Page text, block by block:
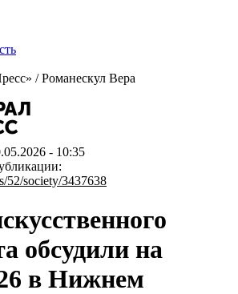
/Романескул Вера
- 10:35
52/society/3437638
обсудили на
в Нижнем